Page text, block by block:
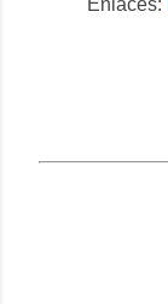
Enlaces: